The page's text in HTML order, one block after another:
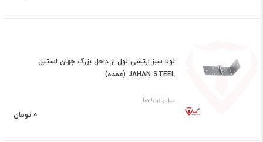
لولا سبز ارتشی لول از داخل بزرگ جهان استیل
JAHAN STEEL (عمده)
سایر لولا ها
0 تومان